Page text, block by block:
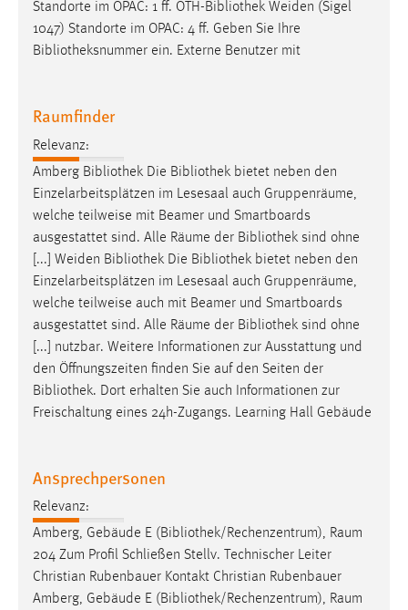
Standorte im OPAC: 1 ff. OTH-Bibliothek Weiden (Sigel
1047) Standorte im OPAC: 4 ff. Geben Sie Ihre
Bibliotheksnummer ein. Externe Benutzer mit
Raumfinder
Relevanz:
Amberg Bibliothek Die Bibliothek bietet neben den
Einzelarbeitsplätzen im Lesesaal auch Gruppenräume,
welche teilweise mit Beamer und Smartboards
ausgestattet sind. Alle Räume der Bibliothek sind ohne
[...] Weiden Bibliothek Die Bibliothek bietet neben den
Einzelarbeitsplätzen im Lesesaal auch Gruppenräume,
welche teilweise auch mit Beamer und Smartboards
ausgestattet sind. Alle Räume der Bibliothek sind ohne
[...] nutzbar. Weitere Informationen zur Ausstattung und
den Öffnungszeiten finden Sie auf den Seiten der
Bibliothek. Dort erhalten Sie auch Informationen zur
Freischaltung eines 24h-Zugangs. Learning Hall Gebäude
Ansprechpersonen
Relevanz:
Amberg, Gebäude E (Bibliothek/Rechenzentrum), Raum
204 Zum Profil Schließen Stellv. Technischer Leiter
Christian Rubenbauer Kontakt Christian Rubenbauer
Amberg, Gebäude E (Bibliothek/Rechenzentrum), Raum